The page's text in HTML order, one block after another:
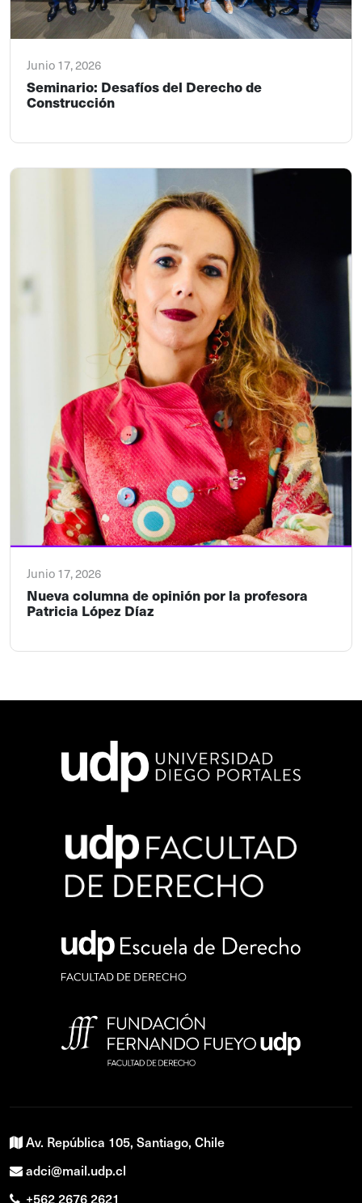
Junio 17, 2026
Seminario: Desafíos del Derecho de
Construcción
Junio 17, 2026
Nueva columna de opinión por la profesora
Patricia López Díaz
Av. República 105, Santiago, Chile
adci@mail.udp.cl
+562 2676 2621